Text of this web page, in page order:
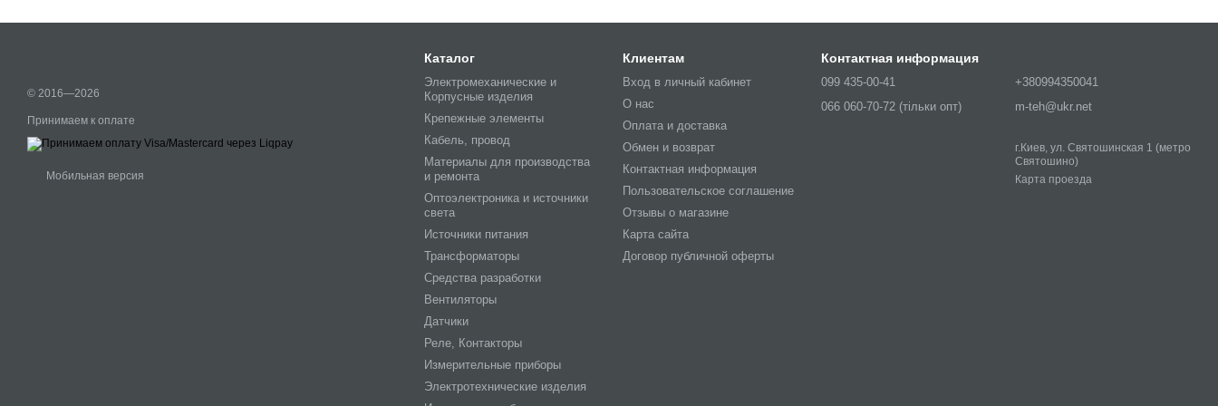
© 2016—2026
Принимаем к оплате
Мобильная версия
Каталог
Электромеханические и
Корпусные изделия
Крепежные элементы
Кабель, провод
Материалы для производства
и ремонта
Оптоэлектроника и источники
света
Источники питания
Трансформаторы
Средства разработки
Вентиляторы
Датчики
Реле, Контакторы
Измерительные приборы
Электротехнические изделия
Клиентам
Вход в личный кабинет
О нас
Оплата и доставка
Обмен и возврат
Контактная информация
Пользовательское соглашение
Отзывы о магазине
Карта сайта
Договор публичной оферты
Контактная информация
099 435-00-41
066 060-70-72 (тільки опт)
+380994350041
m-teh@ukr.net
г.Киев, ул. Святошинская 1 (метро
Святошино)
Карта проезда